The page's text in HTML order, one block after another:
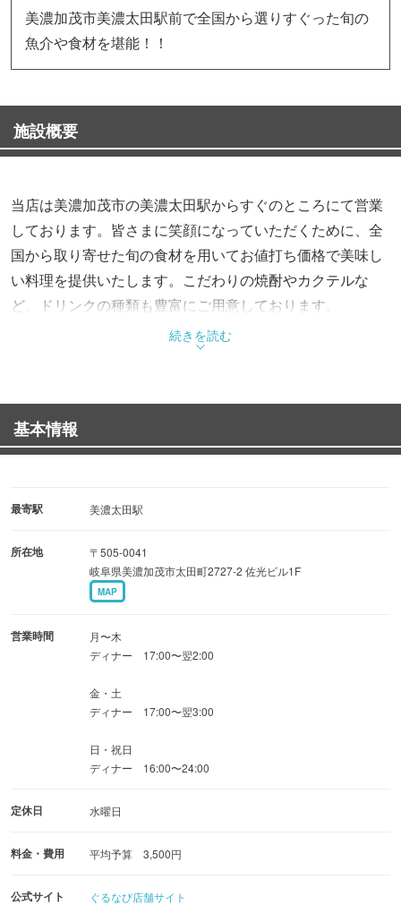
美濃加茂市美濃太田駅前で全国から選りすぐった旬の
魚介や食材を堪能！！
施設概要
当店は美濃加茂市の美濃太田駅からすぐのところにて営業
しております。皆さまに笑顔になっていただくために、全
国から取り寄せた旬の食材を用いてお値打ち価格で美味し
い料理を提供いたします。こだわりの焼酎やカクテルな
ど、ドリンクの種類も豊富にご用意しております。
続きを読む
基本情報
最寄駅 美濃太田駅
所在地
〒505-0041
岐阜県美濃加茂市太田町2727-2 佐光ビル1F
MAP
営業時間
月〜木
ディナー 17:00〜翌2:00
金・土
ディナー 17:00〜翌3:00
日・祝日
ディナー 16:00〜24:00
定休日 水曜日
料金・費用 平均予算 3,500円
公式サイト ぐるなび店舗サイト